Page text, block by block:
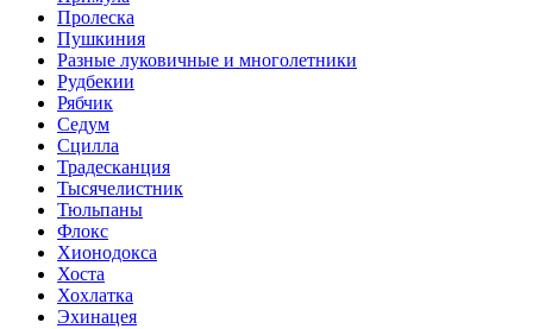
Пролеска
Пушкиния
Разные луковичные и многолетники
Рудбекии
Рябчик
Седум
Сцилла
Традесканция
Тысячелистник
Тюльпаны
Флокс
Хионодокса
Хоста
Хохлатка
Эхинацея